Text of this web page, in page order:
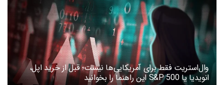
وال‌استریت فقط برای آمریکایی‌ها نیست؛ قبل از خرید اپل،
انویدیا یا S&P 500 این راهنما را بخوانید